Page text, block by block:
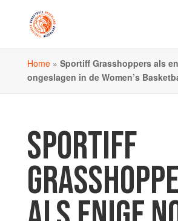
Home» Sportiff Grasshoppers als
ongeslagen in de Women’s
SPORTIFF